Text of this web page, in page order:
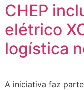
CHEP
elétrico
logística
A iniciativa faz